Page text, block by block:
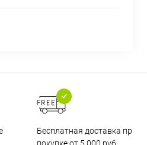
Бесплатная доставка при